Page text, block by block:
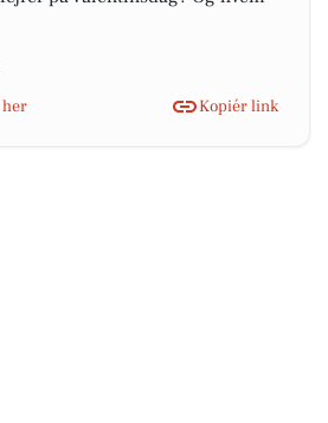
Kopiér link